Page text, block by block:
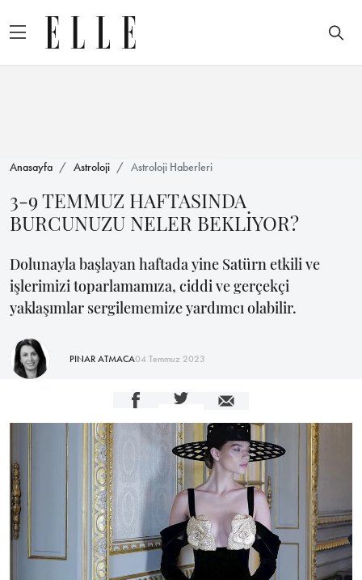
Anasayfa Astroloji Astroloji Haberleri
3-9 TEMMUZ HAFTASINDA
BURCUNUZU NELER BEKLİYOR?
Dolunayla başlayan haftada yine Satürn etkili ve
işlerimizi toparlamamıza, ciddi ve gerçekçi
yaklaşımlar sergilememize yardımcı olabilir.
PINAR ATMACA04 Temmuz 2023